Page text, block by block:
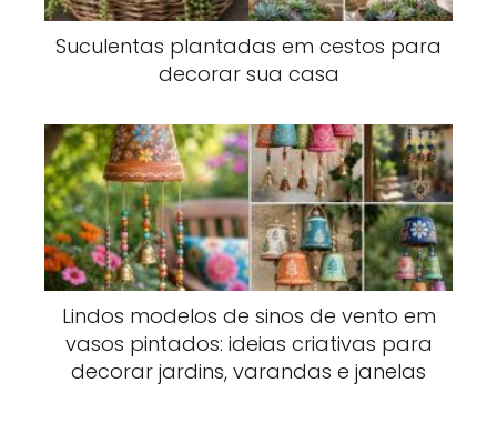
Suculentas plantadas em cestos para
decorar sua casa
Lindos modelos de sinos de vento em
vasos pintados: ideias criativas para
decorar jardins, varandas e janelas